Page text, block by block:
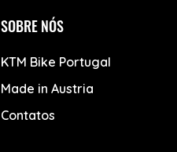
SOBRE NÓS
KTM Bike Portugal
Made in Austria
Contatos